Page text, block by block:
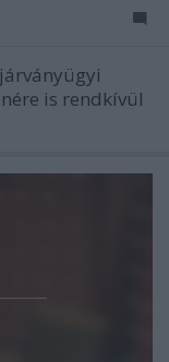
is rendkívül